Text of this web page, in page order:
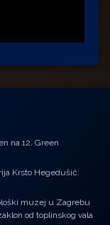
na 12. Green
Krsto Hegedušić:
muzej u Zagrebu
od toplinskog vala